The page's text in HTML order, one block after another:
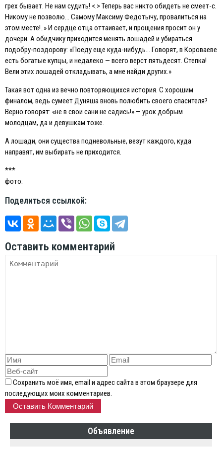
грех бывает. Не нам судить! <.> Теперь вас никто обидеть не смеет-с.
Никому не позволю… Самому Максиму Федотычу, провалиться на
этом месте!..» И сердце отца оттаивает, и прощения просит он у
дочери. А обидчику приходится менять лошадей и убираться
подобру-поздорову: «Поеду еще куда-нибудь… Говорят, в Короваеве
есть богатые купцы, и недалеко — всего верст пятьдесят. Степка!
Вели этих лошадей откладывать, а мне найди других.»
Такая вот одна из вечно повторяющихся история. С хорошим
финалом, ведь сумеет Дуняша вновь полюбить своего спасителя?
Верно говорят: «не в свои сани не садись!» — урок добрым
молодцам, да и девушкам тоже.
А лошади, они существа подневольные, везут каждого, куда
направят, им выбирать не приходится.
***
фото:
Поделиться ссылкой:
Оставить комментарий
Сохранить моё имя, email и адрес сайта в этом браузере для
последующих моих комментариев.
Объявление